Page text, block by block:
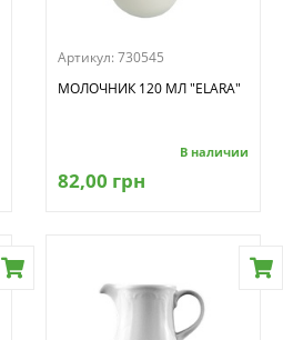
Артикул: 730545
МОЛОЧНИК 120 МЛ "ELARA"
В наличии
82,00 грн